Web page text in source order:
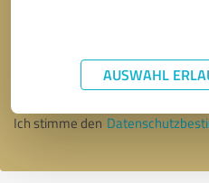
AUSWAHLNachricht
Ich stimme den